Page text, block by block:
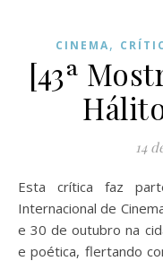
CINEMA,
[43ª
14
Esta crítica faz parte da cobertura da 43ª Mostra
Internacional de
e 30 de outubro na
e poética, flertando